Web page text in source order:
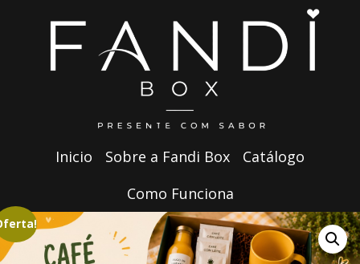
Inicio Sobre a Fandi Box
Catálogo
Como Funciona